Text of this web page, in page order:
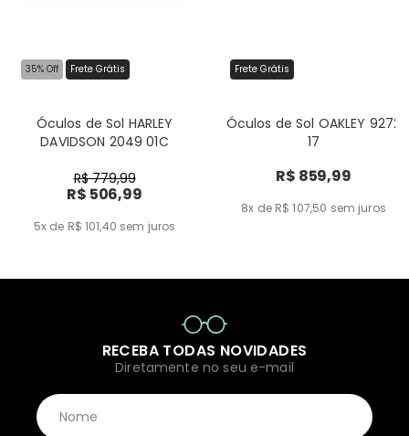
35% Off Frete Grátis
Óculos de Sol HARLEY
DAVIDSON 2049 01C
R$ 779,99
R$ 506,99
5x de R$ 101,40 sem juros
Frete Grátis
Óculos de Sol OAKLEY 9272
17
R$ 859,99
8x de R$ 107,50 sem juros
RECEBA TODAS NOVIDADES
Diretamente no seu e-mail